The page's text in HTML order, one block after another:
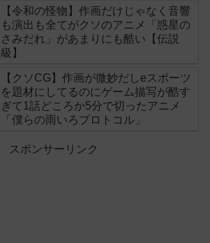
【令和の怪物】作画だけじゃなく音響
も演出も全てがクソのアニメ「惑星の
さみだれ」があまりにも酷い【伝説
級】
【クソCG】作画が微妙だしeスポーツ
を題材にしてるのにゲーム描写が酷す
ぎて1話どころか5分で切ったアニメ
「僕らの雨いろプロトコル」
スポンサーリンク